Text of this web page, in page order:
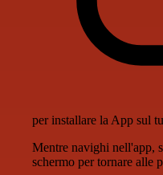
per installare la App sul
Mentre navighi nell'app,
schermo per tornare alle